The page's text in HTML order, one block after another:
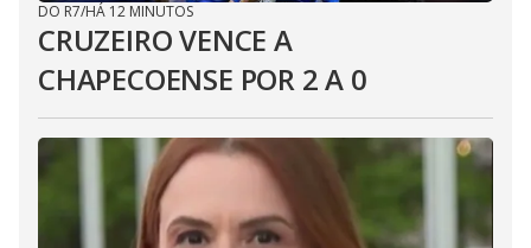
DO R7/HÁ 12 MINUTOS
CRUZEIRO VENCE A
CHAPECOENSE POR 2 A 0